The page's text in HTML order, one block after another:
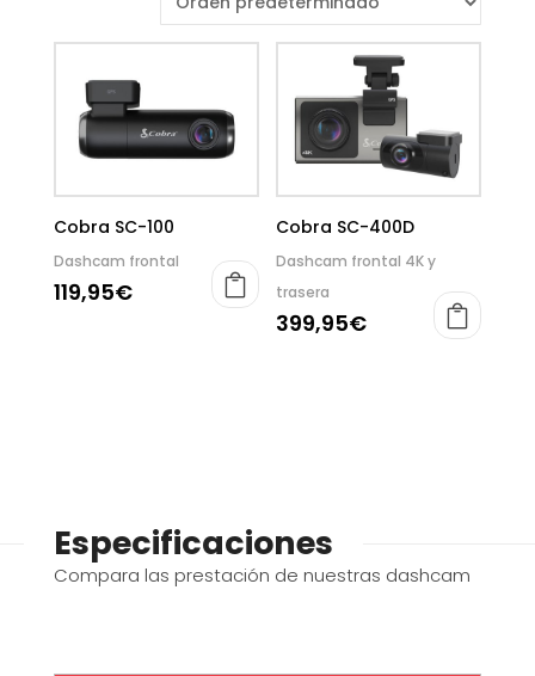
Cobra SC-100
Dashcam frontal
119,95€
Cobra SC-400D
Dashcam frontal 4K y
trasera
399,95€
Especificaciones
Compara las prestación de nuestras dashcam